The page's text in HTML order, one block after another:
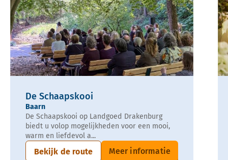
De Schaapskooi
Baarn
De Schaapskooi op Landgoed Drakenburg
biedt u volop mogelijkheden voor een mooi,
warm en liefdevol a...
Bekijk de route Meer informatie